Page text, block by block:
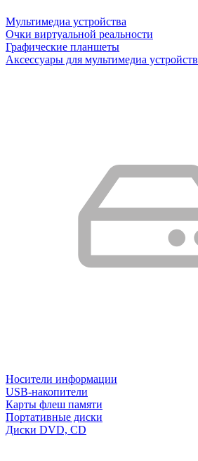
Мультимедиа устройства
Очки виртуальной реальности
Графические планшеты
Аксессуары для мультимедиа устройств
Носители информации
USB-накопители
Карты флеш памяти
Портативные диски
Диски DVD, CD